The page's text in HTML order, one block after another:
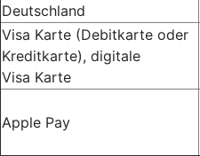
Deutschland
Visa Karte (Debitkarte oder
Kreditkarte), digitale
Visa Karte
Apple Pay